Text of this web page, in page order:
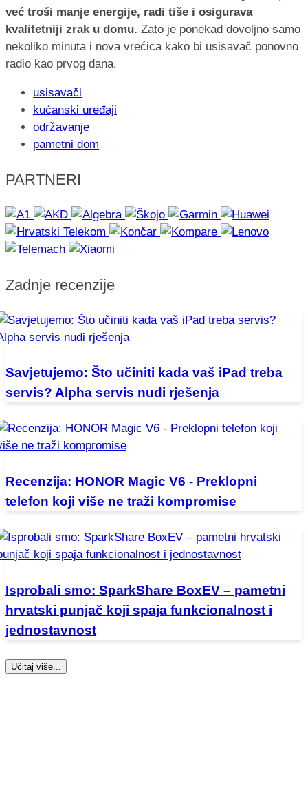
već troši manje energije, radi tiše i osigurava
kvalitetniji zrak u domu. Zato je ponekad dovoljno samo
nekoliko minuta i nova vrećica kako bi usisavač ponovno
radio kao prvog dana.
usisavači
kućanski uređaji
održavanje
pametni dom
PARTNERI
Zadnje recenzije
Savjetujemo: Što učiniti kada vaš iPad treba
servis? Alpha servis nudi rješenja
Recenzija: HONOR Magic V6 - Preklopni
telefon koji više ne traži kompromise
Isprobali smo: SparkShare BoxEV – pametni
hrvatski punjač koji spaja funkcionalnost i
jednostavnost
Učitaj više...